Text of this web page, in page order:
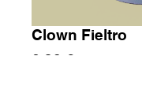
Clown Fieltro
6,30 €